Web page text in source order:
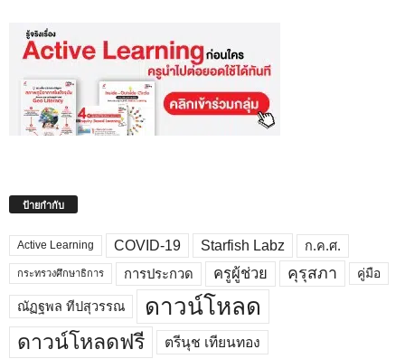
ป้ายกำกับ
Active Learning COVID-19 Starfish Labz ก.ค.ศ.
กระทรวงศึกษาธิการ การประกวด ครูผู้ช่วย คุรุสภา คู่มือ
ณัฏฐพล ทีปสุวรรณ ดาวน์โหลด
ดาวน์โหลดฟรี ตรีนุช เทียนทอง